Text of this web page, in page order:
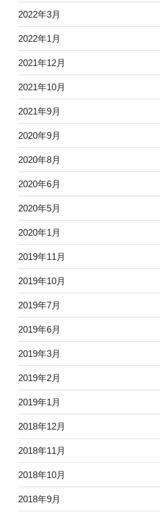
2022年3月
2022年1月
2021年12月
2021年10月
2021年9月
2020年9月
2020年8月
2020年6月
2020年5月
2020年1月
2019年11月
2019年10月
2019年7月
2019年6月
2019年3月
2019年2月
2019年1月
2018年12月
2018年11月
2018年10月
2018年9月